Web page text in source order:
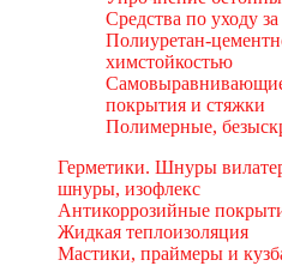
Средства по уходу
Полиуретан-
химстойкостью
покрытия и стяжки
Полимерные,
Герметики. Шнуры
шнуры, изофлекс
Антикоррозийные
Жидкая теплоизоляция
Мастики, праймеры и